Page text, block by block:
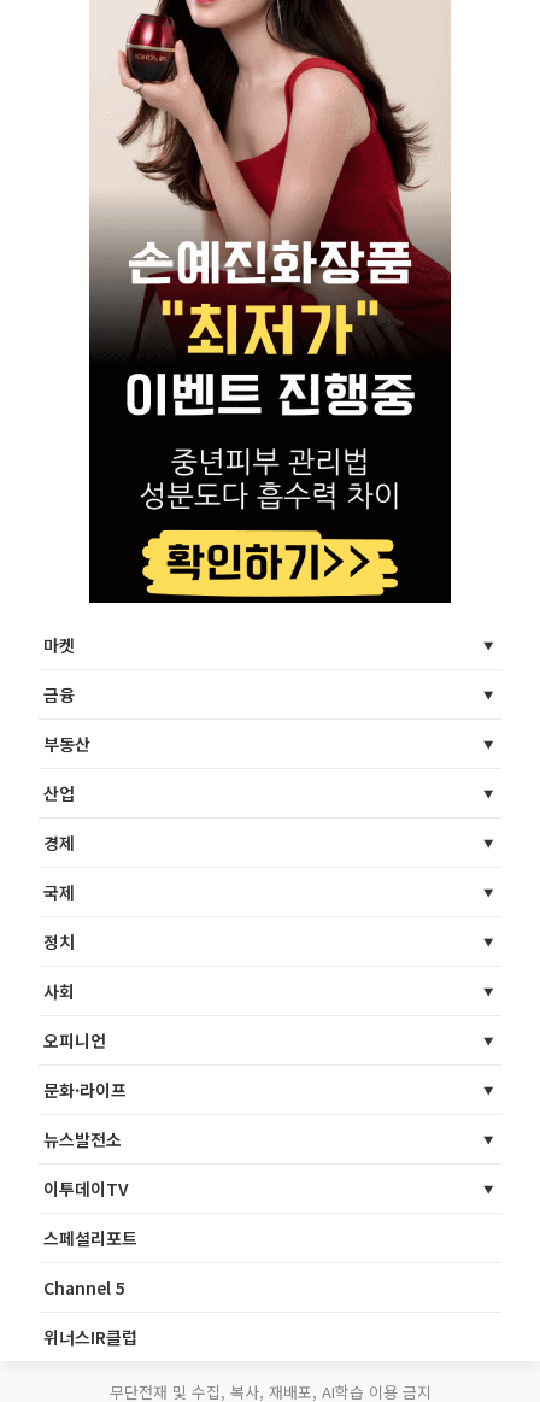
마켓
금융
부동산
산업
경제
국제
정치
사회
오피니언
문화·라이프
뉴스발전소
이투데이TV
스페셜리포트
Channel 5
위너스IR클럽
무단전재 및 수집, 복사, 재배포, AI학습 이용 금지